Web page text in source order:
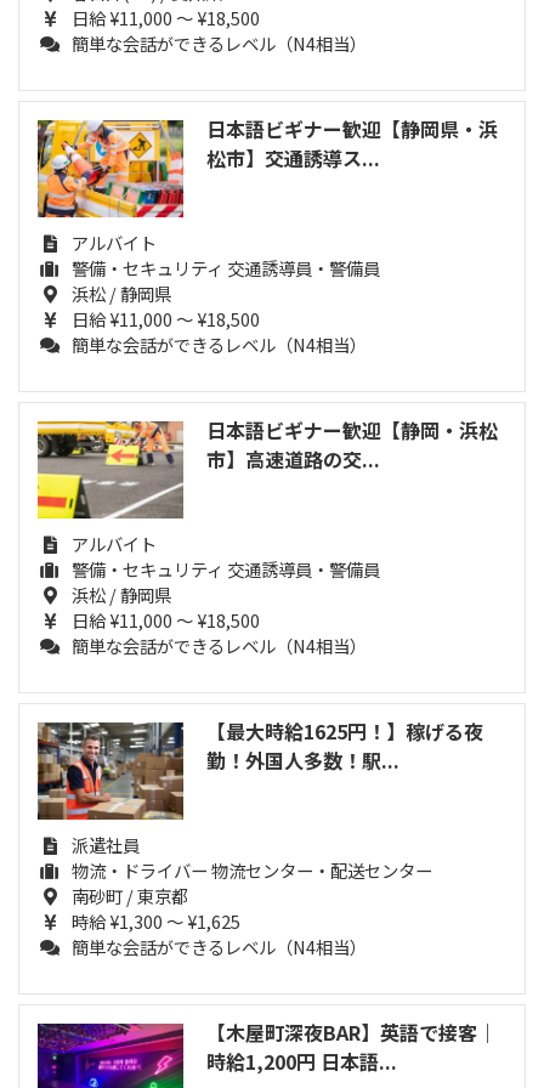
日給 ¥11,000 ～ ¥18,500
簡単な会話ができるレベル（N4相当）
日本語ビギナー歓迎【静岡県・浜
松市】交通誘導ス...
アルバイト
警備・セキュリティ 交通誘導員・警備員
浜松 / 静岡県
日給 ¥11,000 ～ ¥18,500
簡単な会話ができるレベル（N4相当）
日本語ビギナー歓迎【静岡・浜松
市】高速道路の交...
アルバイト
警備・セキュリティ 交通誘導員・警備員
浜松 / 静岡県
日給 ¥11,000 ～ ¥18,500
簡単な会話ができるレベル（N4相当）
【最大時給1625円！】稼げる夜
勤！外国人多数！駅...
派遣社員
物流・ドライバー 物流センター・配送センター
南砂町 / 東京都
時給 ¥1,300 ～ ¥1,625
簡単な会話ができるレベル（N4相当）
【木屋町深夜BAR】英語で接客｜
時給1,200円 日本語...